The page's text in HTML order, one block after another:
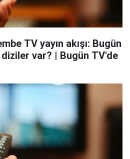
TV yayın akışı: Bugün
var? | Bugün TV'de